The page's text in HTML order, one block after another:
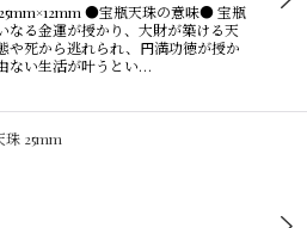
●宝瓶天珠の意味● 宝瓶
なる金運が授かり、大財が築ける天
や死から逃れられ、円満功徳が授か
ない生活が叶うとい…
25mm